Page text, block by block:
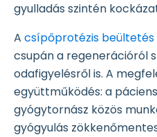
gyulladás szintén
A csípőprotézis beültetés
csupán a regenerációról
odafigyelésről is. A
együttműködés: a
gyógytornász közös
gyógyulás